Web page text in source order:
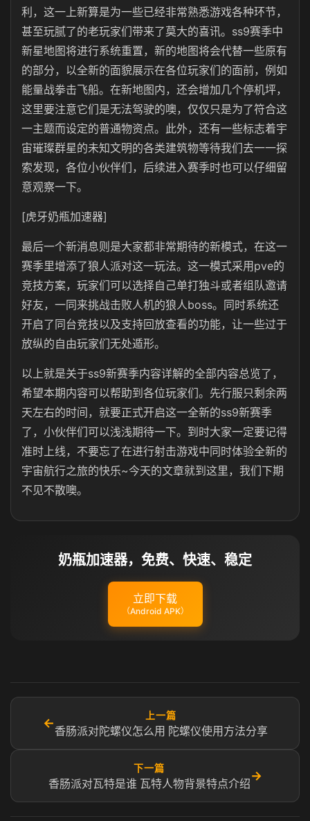
利，这一上新算是为一些已经非常熟悉游戏各种环节，
甚至玩腻了的老玩家们带来了莫大的喜讯。ss9赛季中
新星地图将进行系统重置，新的地图将会代替一些原有
的部分，以全新的面貌展示在各位玩家们的面前，例如
能量战拳击飞船。在新地图内，还会增加几个停机坪，
这里要注意它们是无法驾驶的噢，仅仅只是为了符合这
一主题而设定的普通物资点。此外，还有一些标志着宇
宙璀璨群星的未知文明的各类建筑物等待我们去一一探
索发现，各位小伙伴们，后续进入赛季时也可以仔细留
意观察一下。
[虎牙奶瓶加速器]
最后一个新消息则是大家都非常期待的新模式，在这一
赛季里增添了狼人派对这一玩法。这一模式采用pve的
竞技方案，玩家们可以选择自己单打独斗或者组队邀请
好友，一同来挑战击败人机的狼人boss。同时系统还
开启了同台竞技以及支持回放查看的功能，让一些过于
放纵的自由玩家们无处遁形。
以上就是关于ss9新赛季内容详解的全部内容总览了，
希望本期内容可以帮助到各位玩家们。先行服只剩余两
天左右的时间，就要正式开启这一全新的ss9新赛季
了，小伙伴们可以浅浅期待一下。到时大家一定要记得
准时上线，不要忘了在进行射击游戏中同时体验全新的
宇宙航行之旅的快乐~今天的文章就到这里，我们下期
不见不散噢。
奶瓶加速器，免费、快速、稳定
立即下载
（Android APK）
←
上一篇
香肠派对陀螺仪怎么用 陀螺仪使用方法分享
下一篇
香肠派对瓦特是谁 瓦特人物背景特点介绍
→